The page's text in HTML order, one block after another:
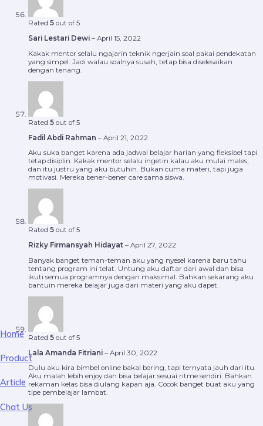
Rated 5 out of 5
Sari Lestari Dewi – April 15, 2022
Kakak mentor selalu ngajarin teknik ngerjain soal pakai pendekatan
yang simpel. Jadi walau soalnya susah, tetap bisa diselesaikan
dengan tenang.
Rated 5 out of 5
Fadil Abdi Rahman – April 21, 2022
Aku suka banget karena ada jadwal belajar harian yang fleksibel tapi
tetap disiplin. Kakak mentor selalu ingetin kalau aku mulai males,
dan itu justru yang aku butuhin. Bukan cuma materi, tapi juga
motivasi. Mereka bener-bener care sama siswa.
Rated 5 out of 5
Rizky Firmansyah Hidayat – April 27, 2022
Banyak banget teman-teman aku yang nyesel karena baru tahu
tentang program ini telat. Untung aku daftar dari awal dan bisa
ikuti semua programnya dengan maksimal. Bahkan sekarang aku
bantuin mereka belajar juga dari materi yang aku dapet.
Rated 5 out of 5
Lala Amanda Fitriani – April 30, 2022
Dulu aku kira bimbel online bakal boring, tapi ternyata jauh dari itu.
Aku malah lebih enjoy dan bisa belajar sesuai ritme sendiri. Bahkan
rekaman kelas bisa diulang kapan aja. Cocok banget buat aku yang
tipe pembelajar lambat.
Home
Product
Article
Chat Us